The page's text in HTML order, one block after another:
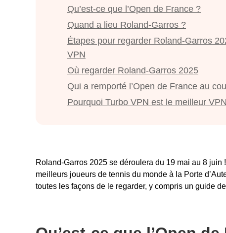
Qu’est-ce que l’Open de France ?
Quand a lieu Roland-Garros ?
Étapes pour regarder Roland-Garros
VPN
Où regarder Roland-Garros 2025
Qui a remporté l’Open de France au
Pourquoi Turbo VPN est le meilleur
Roland-Garros 2025 se déroulera du 19 mai au 8
meilleurs joueurs de tennis du monde à la Porte
toutes les façons de le regarder, y compris un guide